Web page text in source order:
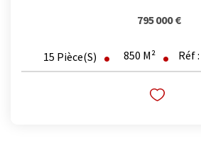
795 000 €
15 Pièce(s) 850 M² Réf :